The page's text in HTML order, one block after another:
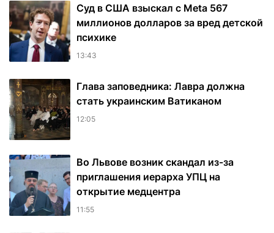
Суд в США взыскал с Meta 567
миллионов долларов за вред детской
психике
13:43
Глава заповедника: Лавра должна
стать украинским Ватиканом
12:05
Во Львове возник скандал из-за
приглашения иерарха УПЦ на
открытие медцентра
11:55